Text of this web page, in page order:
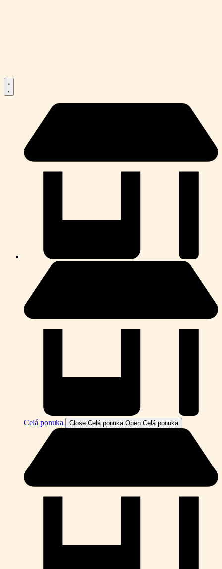
Celá ponuka Close Celá ponuka Open Celá ponuka